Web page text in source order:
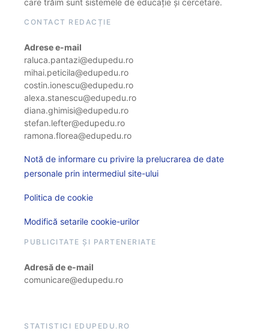
CONTACT REDACȚIE
Adrese e-mail
raluca.pantazi@edupedu.ro
mihai.peticila@edupedu.ro
costin.ionescu@edupedu.ro
alexa.stanescu@edupedu.ro
diana.ghimisi@edupedu.ro
stefan.lefter@edupedu.ro
ramona.florea@edupedu.ro
Notă de informare cu privire la prelucrarea de date
personale prin intermediul site-ului
Politica de cookie
Modifică setarile cookie-urilor
PUBLICITATE ȘI PARTENERIATE
Adresă de e-mail
comunicare@edupedu.ro
STATISTICI EDUPEDU.RO